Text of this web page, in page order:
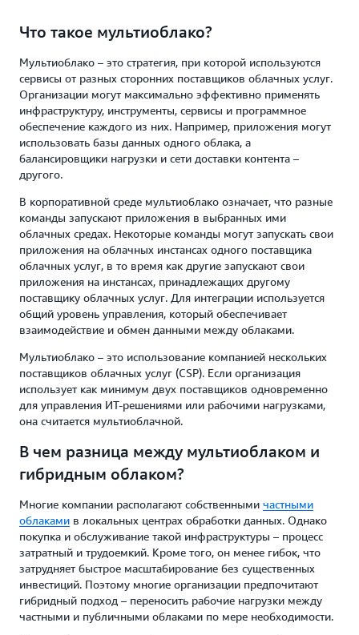
Что такое мультиоблако?
Мультиоблако – это стратегия, при которой используются
сервисы от разных сторонних поставщиков облачных услуг.
Организации могут максимально эффективно применять
инфраструктуру, инструменты, сервисы и программное
обеспечение каждого из них. Например, приложения могут
использовать базы данных одного облака, а
балансировщики нагрузки и сети доставки контента –
другого.
В корпоративной среде мультиоблако означает, что разные
команды запускают приложения в выбранных ими
облачных средах. Некоторые команды могут запускать свои
приложения на облачных инстансах одного поставщика
облачных услуг, в то время как другие запускают свои
приложения на инстансах, принадлежащих другому
поставщику облачных услуг. Для интеграции используется
общий уровень управления, который обеспечивает
взаимодействие и обмен данными между облаками.
Мультиоблако – это использование компанией нескольких
поставщиков облачных услуг (CSP). Если организация
использует как минимум двух поставщиков одновременно
для управления ИТ-решениями или рабочими нагрузками,
она считается мультиоблачной.
В чем разница между мультиоблаком и
гибридным облаком?
Многие компании располагают собственными частными
облаками в локальных центрах обработки данных. Однако
покупка и обслуживание такой инфраструктуры – процесс
затратный и трудоемкий. Кроме того, он менее гибок, что
затрудняет быстрое масштабирование без существенных
инвестиций. Поэтому многие организации предпочитают
гибридный подход – переносить рабочие нагрузки между
частными и публичными облаками по мере необходимости.